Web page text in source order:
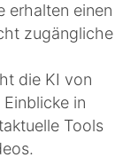
erhalten einen
zugängliche
die KI von
in
Tools